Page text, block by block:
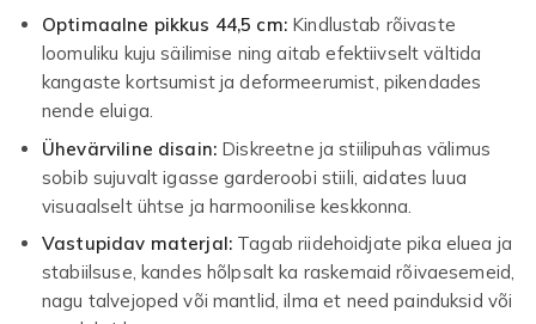
Optimaalne pikkus 44,5 cm:Kindlustab rõivaste
loomuliku kuju säilimise ning aitab efektiivselt vältida
kangaste kortsumist ja deformeerumist, pikendades
nende eluiga.
Ühevärviline disain: Diskreetne ja stiilipuhas välimus
sobib sujuvalt igasse garderoobi stiili, aidates luua
visuaalselt ühtse ja harmoonilise keskkonna.
Vastupidav materjal: Tagab riidehoidjate pika eluea ja
stabiilsuse, kandes hõlpsalt ka raskemaid rõivaesemeid,
nagu talvejoped või mantlid, ilma et need painduksid või